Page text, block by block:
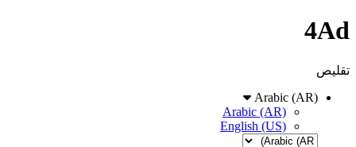
4Ad
تقليص
Arabic (AR)
Arabic (AR)
English (US)